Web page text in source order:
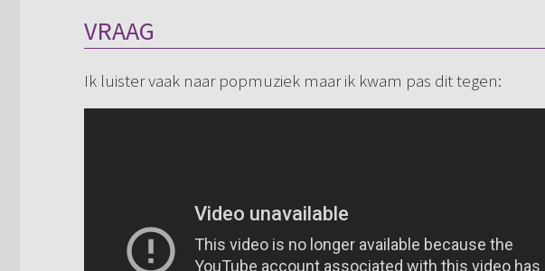
VRAAG
Ik luister vaak naar popmuziek maar ik kwam pas dit tegen: